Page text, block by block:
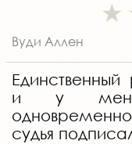
Вуди Аллен
и у меня
судья